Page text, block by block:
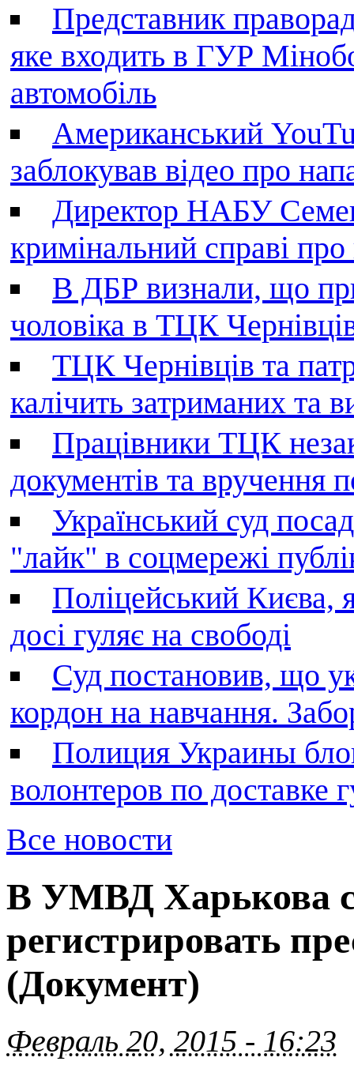
Представник
яке входить в ГУР
автомобіль
Американський
заблокував відео про
Директор НАБУ
кримінальний справі
В ДБР визнали, що
чоловіка в ТЦК Чернівців
ТЦК Чернівців та
калічить затриманих та
Працівники ТЦК
документів та вручення
Український суд
"лайк" в соцмережі
Поліцейський Києва,
досі гуляє на свободі
Суд постановив, що
кордон на навчання.
Полиция Украины
волонтеров по
Все новости
В УМВД Харькова
регистрировать
(Документ)
Февраль 20, 2015 - 16:23